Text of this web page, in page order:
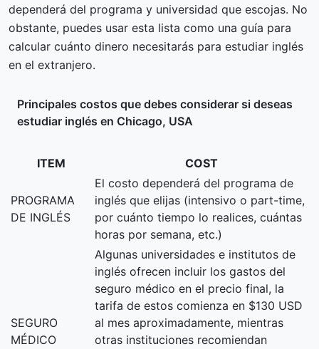
dependerá del programa y universidad que escojas. No
obstante, puedes usar esta lista como una guía para
calcular cuánto dinero necesitarás para estudiar inglés
en el extranjero.
Principales costos que debes considerar si deseas
estudiar inglés en Chicago, USA
ITEM COST
PROGRAMA
DE INGLÉS
El costo dependerá del programa de
inglés que elijas (intensivo o part-time,
por cuánto tiempo lo realices, cuántas
horas por semana, etc.)
SEGURO
MÉDICO
Algunas universidades e institutos de
inglés ofrecen incluir los gastos del
seguro médico en el precio final, la
tarifa de estos comienza en $130 USD
al mes aproximadamente, mientras
otras instituciones recomiendan